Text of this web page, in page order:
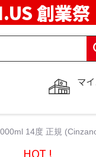
創業祭
マ
14度 正規
HOT !